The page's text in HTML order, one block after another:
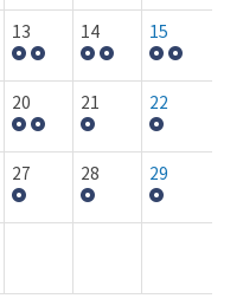
13 14 15
20 21 22
27 28 29